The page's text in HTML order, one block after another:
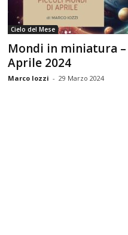
o
m
i
a
Cielo del Mese
Mondi in miniatura
Aprile 2024
Marco Iozzi - 29 Marzo 2024